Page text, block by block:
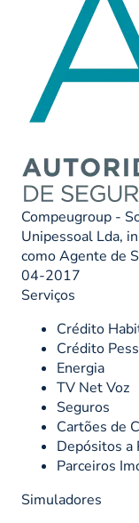
Compeugroup -
Unipessoal Lda,
como Agente de
04-2017
Serviços
Crédito
Crédito
Energia
TV Net Voz
Seguros
Cartões de
Depósitos a
Parceiros
Simuladores